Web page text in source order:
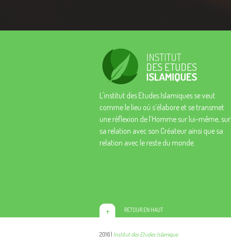
INSTITUT
DES ETUDES
ISLAMIQUES
L'institut des Etudes Islamiques se veut
comme le lieu où s’élabore et se transmet
une réflexion de l’Homme sur lui-même, sur
sa relation avec son Créateur ainsi que sa
relation avec le reste du monde.
2016 | Institut des Etudes Islamique
RETOUR EN HAUT